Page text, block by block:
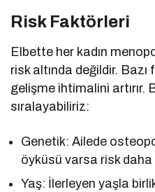
Risk Faktörleri
Elbette her kadın
risk altında değildir.
gelişme ihtimalini artırır.
sıralayabiliriz:
Genetik: Ailede
öyküsü varsa risk daha
Yaş: İlerleyen yaşla